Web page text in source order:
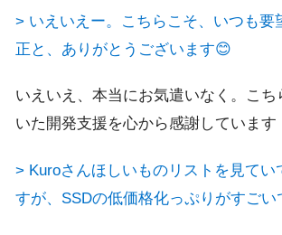
> いえいえー。こちらこそ、いつも要
正と、ありがとうございます😊
いえいえ、本当にお気遣いなく。こ
いた開発支援を心から感謝しています
> Kuroさんほしいものリストを見てい
すが、SSDの低価格化っぷりがすごい